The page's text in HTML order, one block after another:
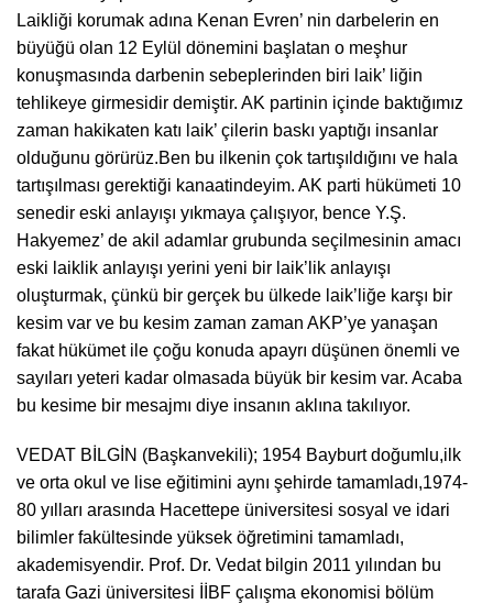
Laikliği korumak adına Kenan Evren’ nin darbelerin en
büyüğü olan 12 Eylül dönemini başlatan o meşhur
konuşmasında darbenin sebeplerinden biri laik’ liğin
tehlikeye girmesidir demiştir. AK partinin içinde baktığımız
zaman hakikaten katı laik’ çilerin baskı yaptığı insanlar
olduğunu görürüz.Ben bu ilkenin çok tartışıldığını ve hala
tartışılması gerektiği kanaatindeyim. AK parti hükümeti 10
senedir eski anlayışı yıkmaya çalışıyor, bence Y.Ş.
Hakyemez’ de akil adamlar grubunda seçilmesinin amacı
eski laiklik anlayışı yerini yeni bir laik’lik anlayışı
oluşturmak, çünkü bir gerçek bu ülkede laik’liğe karşı bir
kesim var ve bu kesim zaman zaman AKP’ye yanaşan
fakat hükümet ile çoğu konuda apayrı düşünen önemli ve
sayıları yeteri kadar olmasada büyük bir kesim var. Acaba
bu kesime bir mesajmı diye insanın aklına takılıyor.
VEDAT BİLGİN (Başkanvekili); 1954 Bayburt doğumlu,ilk
ve orta okul ve lise eğitimini aynı şehirde tamamladı,1974-
80 yılları arasında Hacettepe üniversitesi sosyal ve idari
bilimler fakültesinde yüksek öğretimini tamamladı,
akademisyendir. Prof. Dr. Vedat bilgin 2011 yılından bu
tarafa Gazi üniversitesi İİBF çalışma ekonomisi bölüm